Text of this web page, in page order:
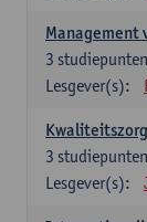
Management
3 studiepunten
Lesgever(s):
3 studiepunten
Lesgever(s):